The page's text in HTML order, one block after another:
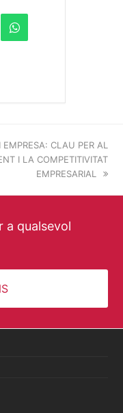
EMPRESA: CLAU PER AL
I LA COMPETITIVITAT
EMPRESARIAL
a qualsevol